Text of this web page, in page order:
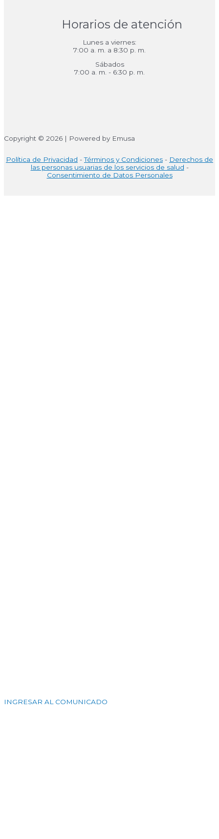
Horarios de atención
Lunes a viernes:
7:00 a. m. a 8:30 p. m.
Sábados
7:00 a. m. - 6:30 p. m.
Copyright © 2026 | Powered by Emusa
Política de Privacidad -Términos y Condiciones - Derechos de
las personas usuarias de los servicios de salud -
Consentimiento de Datos Personales
INGRESAR AL COMUNICADO